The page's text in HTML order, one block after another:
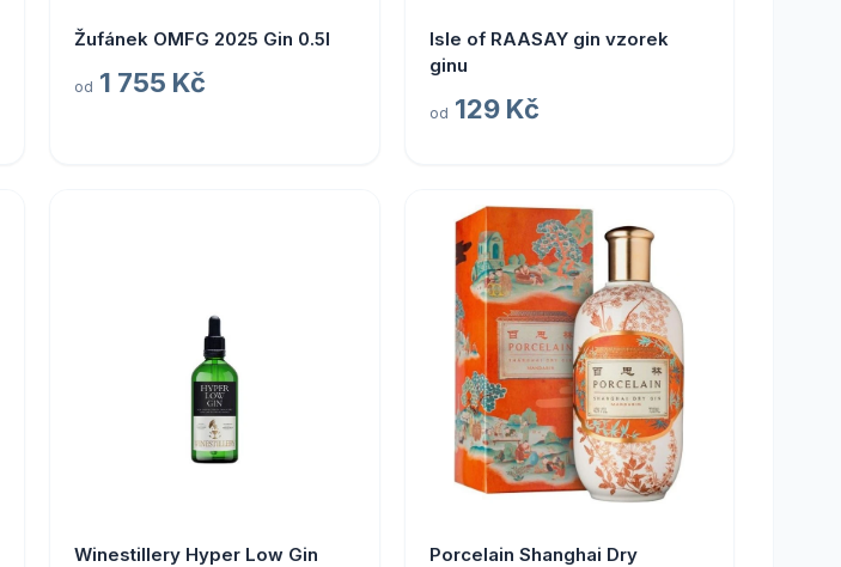
Žufánek OMFG 2025 Gin 0.5l
od 1 755 Kč
Isle of RAASAY gin vzorek
ginu
od 129 Kč
Winestillery Hyper Low Gin
Porcelain Shanghai Dry